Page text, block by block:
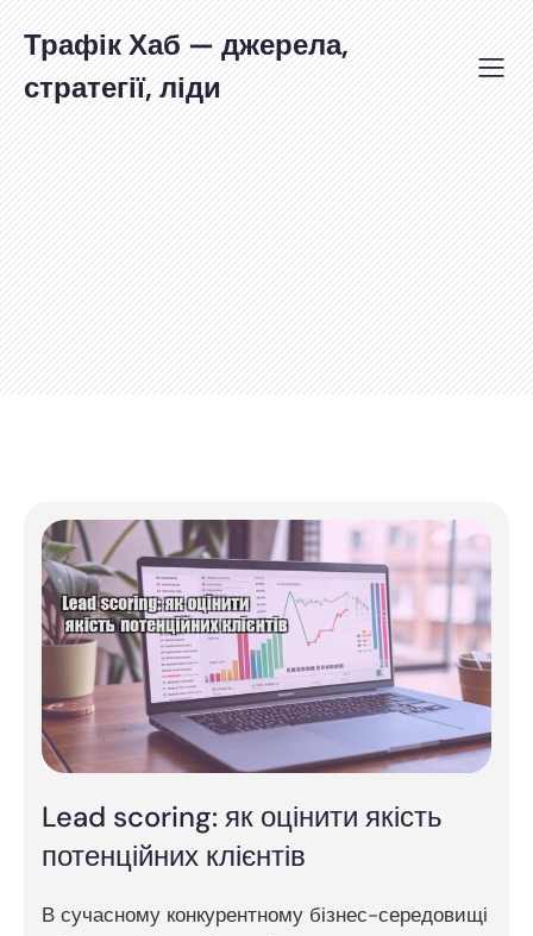
вмісту
Трафік Хаб — джерела,
стратегії, ліди
Lead scoring: як оцінити якість
потенційних клієнтів
В сучасному конкурентному бізнес-середовищі